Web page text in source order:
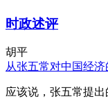
时政述评
胡平
从张五常对中国经
应该说，张五常提